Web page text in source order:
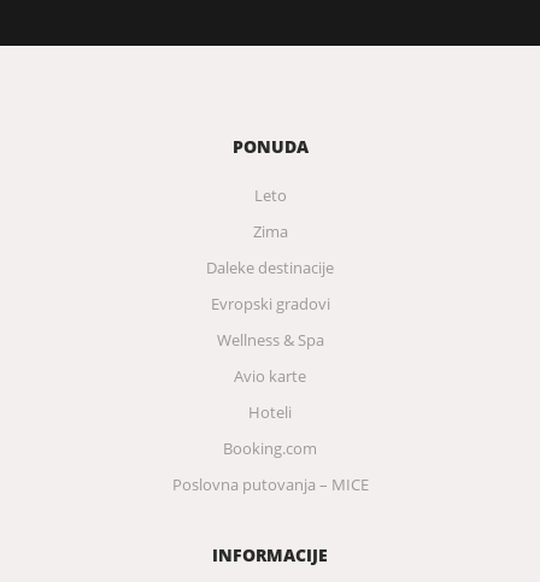
PONUDA
Leto
Zima
Daleke destinacije
Evropski gradovi
Wellness & Spa
Avio karte
Hoteli
Booking.com
Poslovna putovanja – MICE
INFORMACIJE